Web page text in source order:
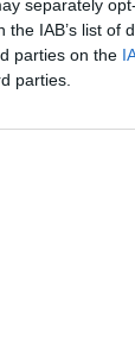
separately
IAB’s list of
parties on the
parties.